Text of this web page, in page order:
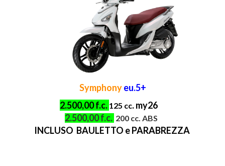
Symphonyeu.5+
2.500,00 f.c. 125 cc. my26
2.500,00 f.c. 200 cc. ABS
INCLUSO BAULETTO e PARABREZZA